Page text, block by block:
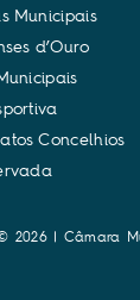
s Municipais
ses d’Ouro
unicipais
portiva
atos Concelhios
rvada
2026 | Câmara